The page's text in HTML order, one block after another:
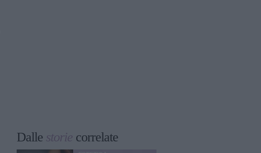
Dalle storie correlate